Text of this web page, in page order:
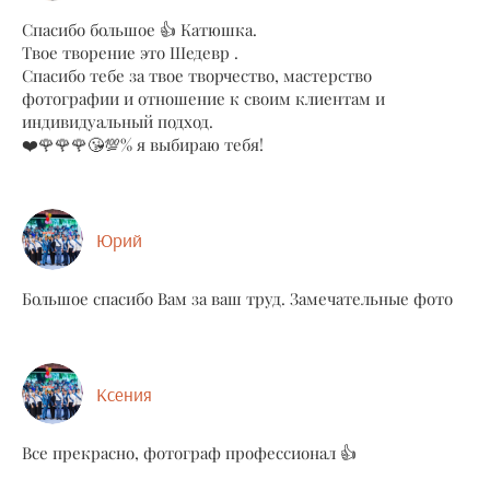
Спасибо большое 👍 Катюшка.
Твое творение это Шедевр .
Спасибо тебе за твое творчество, мастерство
фотографии и отношение к своим клиентам и
индивидуальный подход.
❤️🌹🌹🌹😘💯% я выбираю тебя!
Юрий
Большое спасибо Вам за ваш труд. Замечательные фото
Ксения
Все прекрасно, фотограф профессионал 👍